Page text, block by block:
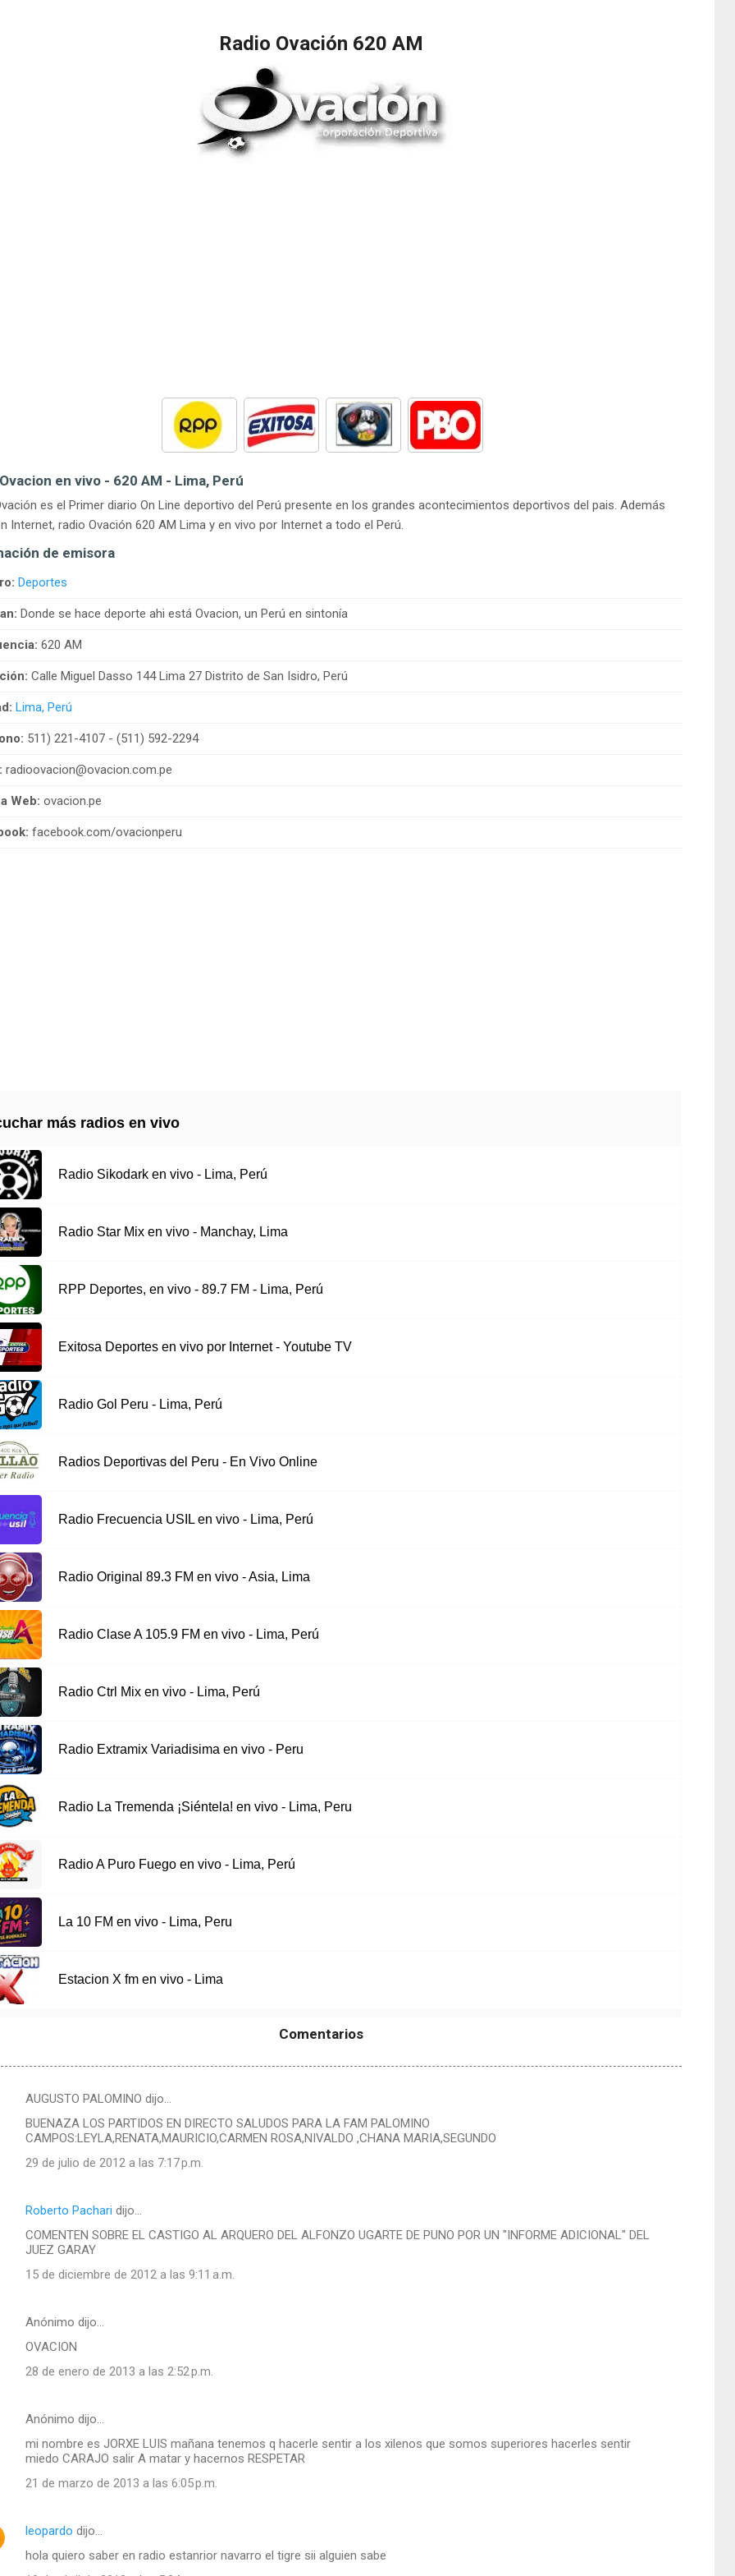
Radio Ovación 620 AM
en vivo - 620 AM - Lima, Perú
es el Primer diario On Line deportivo del Perú presente en los grandes acontecimientos deportivos del pais. Además
Internet, radio Ovación 620 AM Lima y en vivo por Internet a todo el Perú.
de emisora
Deportes
Donde se hace deporte ahi está Ovacion, un Perú en sintonía
620 AM
Calle Miguel Dasso 144 Lima 27 Distrito de San Isidro, Perú
Lima, Perú
511) 221-4107 - (511) 592-2294
radioovacion@ovacion.com.pe
Web: ovacion.pe
facebook.com/ovacionperu
más radios en vivo
Radio Sikodark en vivo - Lima, Perú
Radio Star Mix en vivo - Manchay, Lima
RPP Deportes, en vivo - 89.7 FM - Lima, Perú
Exitosa Deportes en vivo por Internet - Youtube TV
Radio Gol Peru - Lima, Perú
Radios Deportivas del Peru - En Vivo Online
Radio Frecuencia USIL en vivo - Lima, Perú
Radio Original 89.3 FM en vivo - Asia, Lima
Radio Clase A 105.9 FM en vivo - Lima, Perú
Radio Ctrl Mix en vivo - Lima, Perú
Radio Extramix Variadisima en vivo - Peru
Radio La Tremenda ¡Siéntela! en vivo - Lima, Peru
Radio A Puro Fuego en vivo - Lima, Perú
La 10 FM en vivo - Lima, Peru
Estacion X fm en vivo - Lima
Comentarios
AUGUSTO PALOMINO dijo…
BUENAZA LOS PARTIDOS EN DIRECTO SALUDOS PARA LA FAM PALOMINO
CAMPOS:LEYLA,RENATA,MAURICIO,CARMEN ROSA,NIVALDO ,CHANA MARIA,SEGUNDO
29 de julio de 2012 a las 7:17 p.m.
Roberto Pachari dijo…
COMENTEN SOBRE EL CASTIGO AL ARQUERO DEL ALFONZO UGARTE DE PUNO POR UN "INFORME ADICIONAL" DEL
JUEZ GARAY
15 de diciembre de 2012 a las 9:11 a.m.
Anónimo dijo…
OVACION
28 de enero de 2013 a las 2:52 p.m.
Anónimo dijo…
mi nombre es JORXE LUIS mañana tenemos q hacerle sentir a los xilenos que somos superiores hacerles sentir
miedo CARAJO salir A matar y hacernos RESPETAR
21 de marzo de 2013 a las 6:05 p.m.
leopardo dijo…
hola quiero saber en radio estanrior navarro el tigre sii alguien sabe